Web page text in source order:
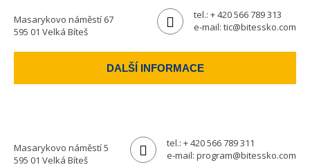
Masarykovo náměstí 67
595 01 Velká Bíteš
tel.: + 420 566 789 313
e-mail: tic@bitessko.com
DALŠÍ INFORMACE
Masarykovo náměstí 5
595 01 Velká Bíteš
tel.: + 420 566 789 311
e-mail: program@bitessko.com